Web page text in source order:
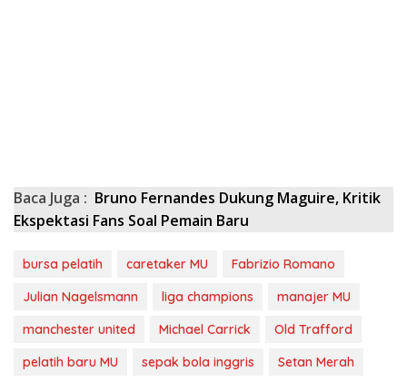
Baca Juga : Bruno Fernandes Dukung Maguire, Kritik
Ekspektasi Fans Soal Pemain Baru
bursa pelatih caretaker MU
Fabrizio Romano
Julian Nagelsmann
liga champions
manajer MU
manchester united
Michael Carrick
Old Trafford
pelatih baru MU
sepak bola inggris Setan Merah